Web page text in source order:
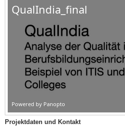
Projektdaten und Kontakt